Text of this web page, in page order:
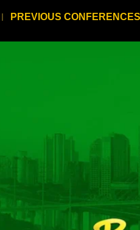
PREVIOUS CONFERENCES